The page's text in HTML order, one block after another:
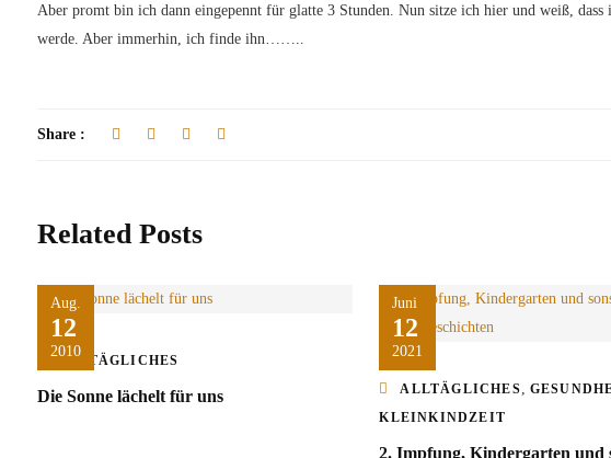
Aber promt bin ich dann eingepennt für glatte 3 Stunden. Nun sitze ich hier und weiß,
werde. Aber immerhin, ich finde ihn……..
Share :
Related Posts
Aug.
12
2010
ALLTÄGLICHES
Die Sonne lächelt für uns
Juni
12
2021
ALLTÄGLICHES
KLEINKINDZEIT
2. Impfung, Kindergarten und